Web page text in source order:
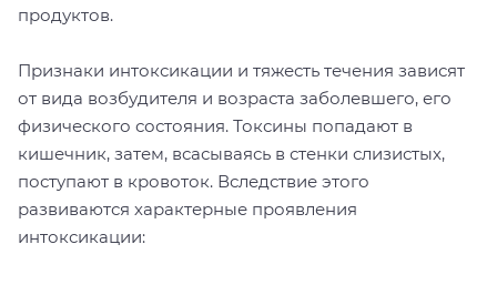
продуктов.
Признаки интоксикации и тяжесть течения зависят
от вида возбудителя и возраста заболевшего, его
физического состояния. Токсины попадают в
кишечник, затем, всасываясь в стенки слизистых,
поступают в кровоток. Вследствие этого
развиваются характерные проявления
интоксикации: